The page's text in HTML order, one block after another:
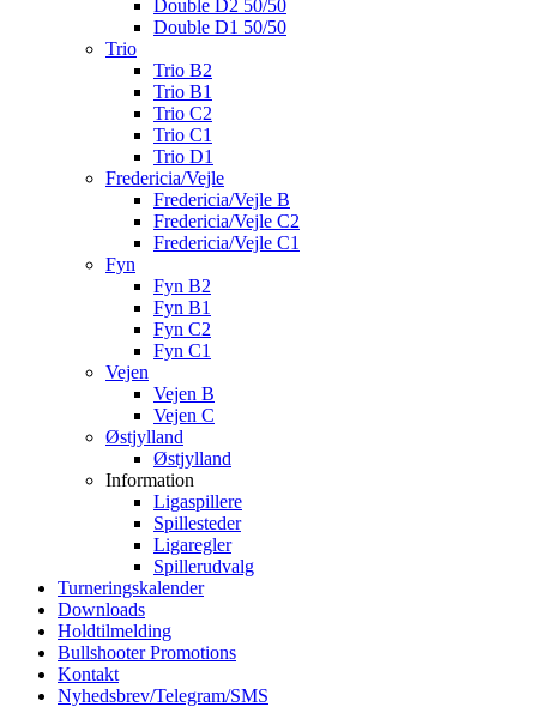
Double D2 50/50
Double D1 50/50
Trio
Trio B2
Trio B1
Trio C2
Trio C1
Trio D1
Fredericia/Vejle
Fredericia/Vejle B
Fredericia/Vejle C2
Fredericia/Vejle C1
Fyn
Fyn B2
Fyn B1
Fyn C2
Fyn C1
Vejen
Vejen B
Vejen C
Østjylland
Østjylland
Information
Ligaspillere
Spillesteder
Ligaregler
Spillerudvalg
Turneringskalender
Downloads
Holdtilmelding
Bullshooter Promotions
Kontakt
Nyhedsbrev/Telegram/SMS